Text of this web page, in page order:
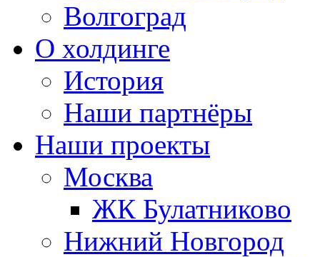
Волгоград
О холдинге
История
Наши партнёры
Наши проекты
Москва
ЖК Булатниково
Нижний Новгород